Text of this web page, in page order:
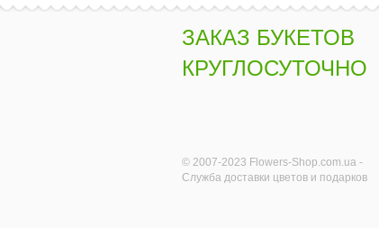
ЗАКАЗ БУКЕТОВ
КРУГЛОСУТОЧНО
© 2007-2023 Flowers-Shop.com.ua -
Служба доставки цветов и подарков